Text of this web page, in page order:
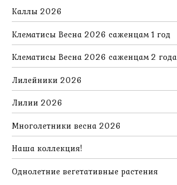
Каллы 2026
Клематисы Весна 2026 саженцам 1 год
Клематисы Весна 2026 саженцам 2 года
Лилейники 2026
Лилии 2026
Многолетники весна 2026
Наша коллекция!
Однолетние вегетативные растения